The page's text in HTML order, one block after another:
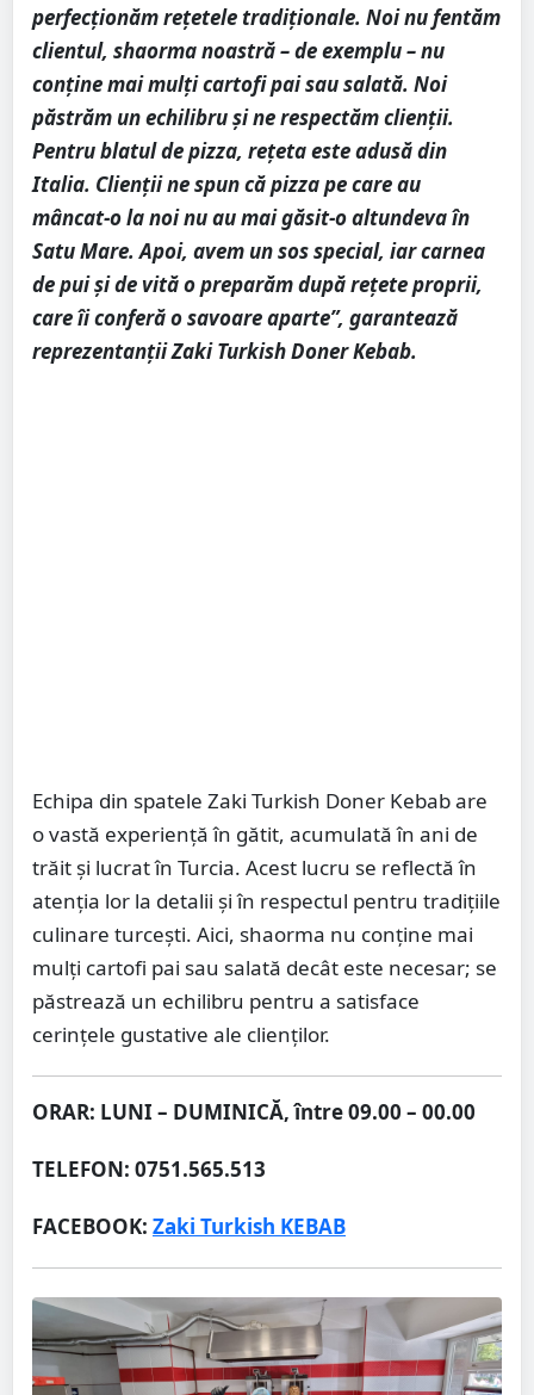
perfecționăm rețetele tradiționale. Noi nu fentăm
clientul, shaorma noastră – de exemplu – nu
conține mai mulți cartofi pai sau salată. Noi
păstrăm un echilibru și ne respectăm clienții.
Pentru blatul de pizza, rețeta este adusă din
Italia. Clienții ne spun că pizza pe care au
mâncat-o la noi nu au mai găsit-o altundeva în
Satu Mare. Apoi, avem un sos special, iar carnea
de pui și de vită o preparăm după rețete proprii,
care îi conferă o savoare aparte”, garantează
reprezentanții Zaki Turkish Doner Kebab.
Echipa din spatele Zaki Turkish Doner Kebab are
o vastă experiență în gătit, acumulată în ani de
trăit și lucrat în Turcia. Acest lucru se reflectă în
atenția lor la detalii și în respectul pentru tradițiile
culinare turcești. Aici, shaorma nu conține mai
mulți cartofi pai sau salată decât este necesar; se
păstrează un echilibru pentru a satisface
cerințele gustative ale clienților.
ORAR: LUNI – DUMINICĂ, între 09.00 – 00.00
TELEFON: 0751.565.513
FACEBOOK: Zaki Turkish KEBAB